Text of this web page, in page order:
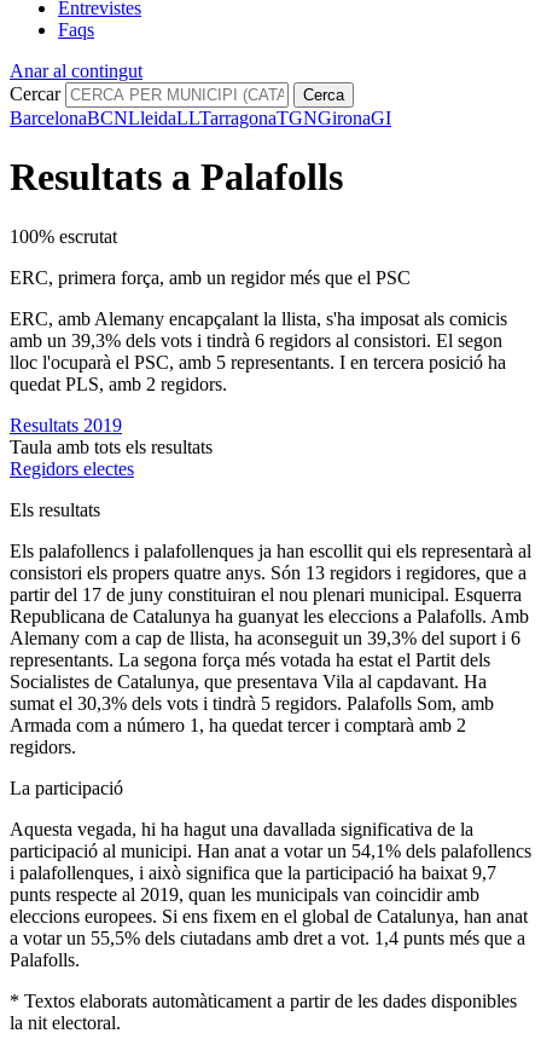
Entrevistes
Faqs
Anar al contingut
Cercar
Cerca
BarcelonaBCNLleidaLLTarragonaTGNGironaGI
Resultats a Palafolls
100% escrutat
ERC, primera força, amb un regidor més que el PSC
ERC, amb Alemany encapçalant la llista, s'ha imposat als comicis
amb un 39,3% dels vots i tindrà 6 regidors al consistori. El segon
lloc l'ocuparà el PSC, amb 5 representants. I en tercera posició ha
quedat PLS, amb 2 regidors.
Resultats 2019
Taula amb tots els resultats
Regidors electes
Els resultats
Els palafollencs i palafollenques ja han escollit qui els representarà al
consistori els propers quatre anys. Són 13 regidors i regidores, que a
partir del 17 de juny constituiran el nou plenari municipal. Esquerra
Republicana de Catalunya ha guanyat les eleccions a Palafolls. Amb
Alemany com a cap de llista, ha aconseguit un 39,3% del suport i 6
representants. La segona força més votada ha estat el Partit dels
Socialistes de Catalunya, que presentava Vila al capdavant. Ha
sumat el 30,3% dels vots i tindrà 5 regidors. Palafolls Som, amb
Armada com a número 1, ha quedat tercer i comptarà amb 2
regidors.
La participació
Aquesta vegada, hi ha hagut una davallada significativa de la
participació al municipi. Han anat a votar un 54,1% dels palafollencs
i palafollenques, i això significa que la participació ha baixat 9,7
punts respecte al 2019, quan les municipals van coincidir amb
eleccions europees. Si ens fixem en el global de Catalunya, han anat
a votar un 55,5% dels ciutadans amb dret a vot. 1,4 punts més que a
Palafolls.
* Textos elaborats automàticament a partir de les dades disponibles
la nit electoral.